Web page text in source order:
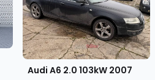
Audi A6 2.0 103kW 2007